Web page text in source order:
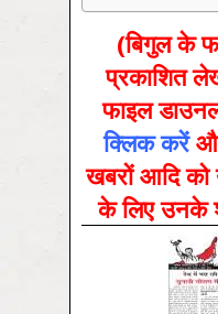
(बिगुल के
प्रकाशित
फाइल
क्लिक करें
खबरों आदि को
के लिए उनके